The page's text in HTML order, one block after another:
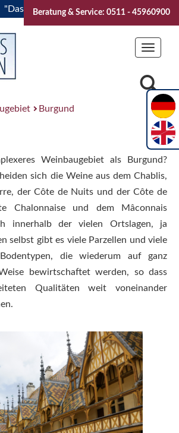
Sommerfest 2026" Vive la
Beratung & Service: 0511 - 45960900
Toggle
Burgund
Weinbaugebiet als Burgund?
sich die Weine aus dem Chablis,
der Côte de Nuits und der Côte de
Chalonnaise und dem Mâconnais
innerhalb der vielen Ortslagen, ja
selbst gibt es viele Parzellen und viele
die wiederum auf ganz
bewirtschaftet werden, so dass
Qualitäten weit voneinander